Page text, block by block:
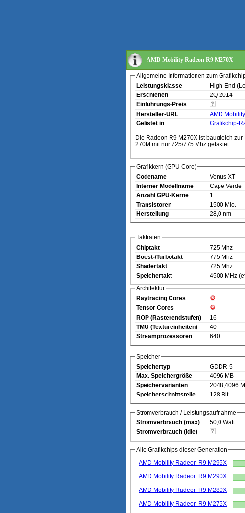
AMD Mobility Radeon R9 M270X
Allgemeine Informationen zum
Leistungsklasse
High-End
Erschienen
2Q 2014
Einführungs-Preis
Hersteller-URL
AMD
Gelistet in
Grafikchip-
Die Radeon R9 M270X ist baugleich
270M mit nur 725/775 Mhz getaktet
Grafikkern (GPU Core)
Codename
Venus XT
Interner Modellname
Cape Verde
Anzahl GPU-Kerne
1
Transistoren
1500 Mio.
Herstellung
28,0 nm
Taktraten
Chiptakt
725 Mhz
Boost-/Turbotakt
775 Mhz
Shadertakt
725 Mhz
Speichertakt
4500 MHz
Architektur
Raytracing Cores
Tensor Cores
ROP (Rasterendstufen)
16
TMU (Textureinheiten)
40
Streamprozessoren
640
Speicher
Speichertyp
GDDR-5
Max. Speichergröße
4096 MB
Speichervarianten
2048,4096
Speicherschnittstelle
128 Bit
Stromverbrauch / Leistungsaufnahme
Stromverbrauch (max)
50,0 Watt
Stromverbrauch (idle)
Alle Grafikchips dieser Generation
AMD Mobility Radeon R9 M295X
AMD Mobility Radeon R9 M290X
AMD Mobility Radeon R9 M280X
AMD Mobility Radeon R9 M275X